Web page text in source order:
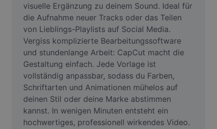
AI Inpainting
Face Cutout
Video
Videohintergrund entfernen
Qualität verbessern
Videoeditor
visuelle Ergänzung zu deinem Sound. Ideal für
die Aufnahme neuer Tracks oder das Teilen
von Lieblings-Playlists auf Social Media.
Vergiss komplizierte Bearbeitungssoftware
und stundenlange Arbeit: CapCut macht die
Gestaltung einfach. Jede Vorlage ist
vollständig anpassbar, sodass du Farben,
Schriftarten und Animationen mühelos auf
deinen Stil oder deine Marke abstimmen
kannst. In wenigen Minuten entsteht ein
hochwertiges, professionell wirkendes Video.